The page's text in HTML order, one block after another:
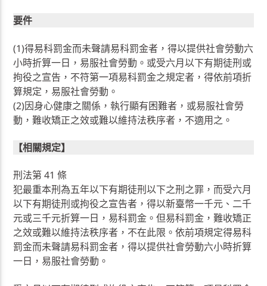
要件
(1)得易科罰金而未聲請易科罰金者，得以提供社會勞動六
小時折算一日，易服社會勞動。或受六月以下有期徒刑或
拘役之宣告，不符第一項易科罰金之規定者，得依前項折
算規定，易服社會勞動。
(2)因身心健康之關係，執行顯有困難者，或易服社會勞
動，難收矯正之效或難以維持法秩序者，不適用之。
【相關規定】
刑法第 41 條
犯最重本刑為五年以下有期徒刑以下之刑之罪，而受六月
以下有期徒刑或拘役之宣告者，得以新臺幣一千元、二千
元或三千元折算一日，易科罰金。但易科罰金，難收矯正
之效或難以維持法秩序者，不在此限。依前項規定得易科
罰金而未聲請易科罰金者，得以提供社會勞動六小時折算
一日，易服社會勞動。